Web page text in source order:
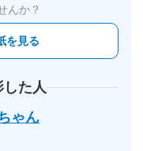
んか？
を見る
た人
ゃん